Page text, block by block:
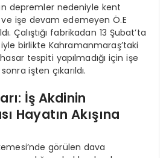
depremler nedeniyle kent
işe devam edemeyen Ö.E
Çalıştığı fabrikadan 13 Şubat’ta
birlikte Kahramanmaraş’taki
tespiti yapılmadığı için işe
işten çıkarıldı.
İş Akdinin
Hayatın Akışına
görülen dava